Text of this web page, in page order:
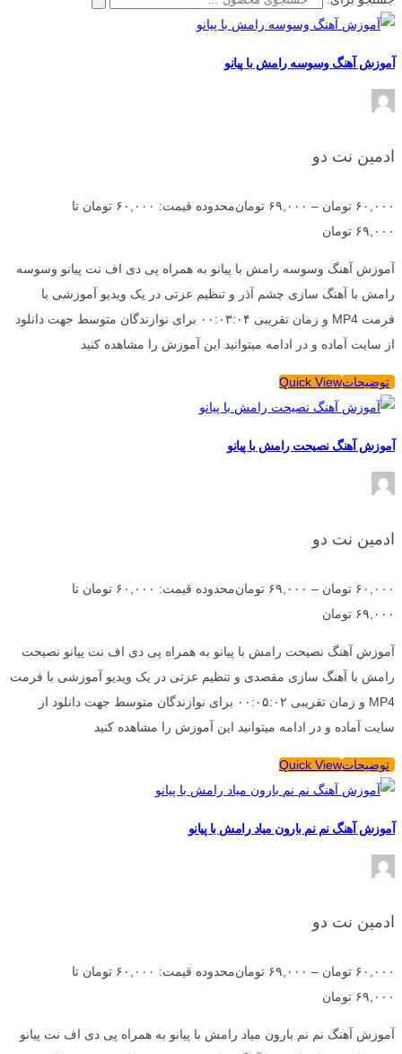
آموزش آهنگ وسوسه رامش با پیانو
ادمین نت دو
۶۰,۰۰۰ تومان – ۶۹,۰۰۰ تومان
محدوده قیمت: ۶۰,۰۰۰ تومان تا
۶۹,۰۰۰ تومان
آموزش آهنگ وسوسه رامش با پیانو به همراه پی دی اف نت پیانو وسوسه
رامش با آهنگ سازی چشم آذر و تنظیم عزتی در یک ویدیو آموزشی با
فرمت MP4 و زمان تقریبی ۰۰:۰۳:۰۴ برای نوازندگان متوسط جهت دانلود
از سایت آماده و در ادامه میتوانید این آموزش را مشاهده کنید
توضیحاتQuick View
آموزش آهنگ نصیحت رامش با پیانو
ادمین نت دو
۶۰,۰۰۰ تومان – ۶۹,۰۰۰ تومان
محدوده قیمت: ۶۰,۰۰۰ تومان تا
۶۹,۰۰۰ تومان
آموزش آهنگ نصیحت رامش با پیانو به همراه پی دی اف نت پیانو نصیحت
رامش با آهنگ سازی مقصدی و تنظیم عزتی در یک ویدیو آموزشی با فرمت
MP4 و زمان تقریبی ۰۰:۰۵:۰۲ برای نوازندگان متوسط جهت دانلود از
سایت آماده و در ادامه میتوانید این آموزش را مشاهده کنید
توضیحاتQuick View
آموزش آهنگ نم نم بارون میاد رامش با پیانو
ادمین نت دو
۶۰,۰۰۰ تومان – ۶۹,۰۰۰ تومان
محدوده قیمت: ۶۰,۰۰۰ تومان تا
۶۹,۰۰۰ تومان
آموزش آهنگ نم نم بارون میاد رامش با پیانو به همراه پی دی اف نت پیانو